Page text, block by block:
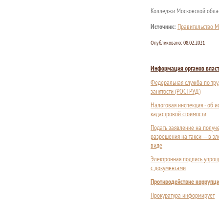
Колледжи Московской
Источник: Правительство
Опубликовано: 08.02.2021
Информация органов
Федеральная служба по
занятости (РОСТРУД)
Налоговая инспекция - об
кадастровой стоимости
Подать заявление на
разрешения на такси — в
виде
Электронная подпись
с документами
Противодействие
Прокуратура информирует